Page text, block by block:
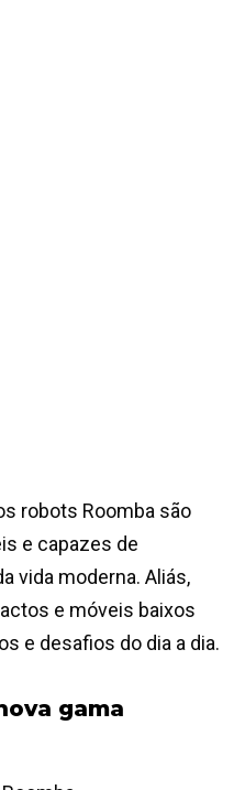
robots Roomba são
e capazes de
vida moderna. Aliás,
e móveis baixos
e desafios do dia a dia.
gama